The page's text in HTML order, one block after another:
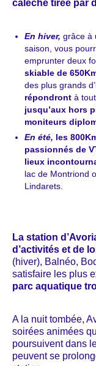
calèche tirée par
En hiver, grâce à
saison, vous
emprunter deux
skiable de
des plus grands
répondront à
jusqu’aux hors
moniteurs
En été, les
passionnés de
lieux
lac de Montriond
Lindarets.
La station
d’activités et de
(hiver), Balnéo,
satisfaire les plus
parc aquatique
A la nuit tombée,
soirées animées
poursuivent dans
peuvent se